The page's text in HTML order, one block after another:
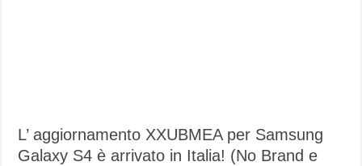
L’ aggiornamento XXUBMEA per Samsung
Galaxy S4 è arrivato in Italia! (No Brand e